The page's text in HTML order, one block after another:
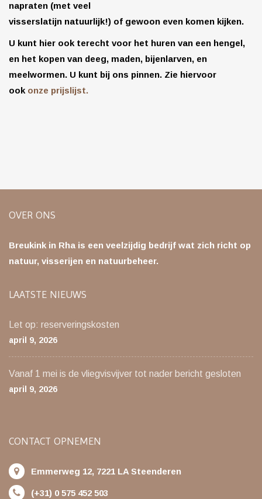
napraten (met veel
visserslatijn natuurlijk!) of gewoon even komen kijken.
U kunt hier ook terecht voor het huren van een hengel,
en het kopen van deeg, maden, bijenlarven, en
meelwormen. U kunt bij ons pinnen. Zie hiervoor
ook onze prijslijst.
OVER ONS
Breukink in Rha is een veelzijdig bedrijf wat zich richt op
natuur, visserijen en natuurbeheer.
LAATSTE NIEUWS
Let op: reserveringskosten
april 9, 2026
Vanaf 1 mei is de vliegvisvijver tot nader bericht gesloten
april 9, 2026
CONTACT OPNEMEN
Emmerweg 12, 7221 LA Steenderen
(+31) 0 575 452 503